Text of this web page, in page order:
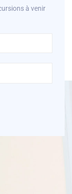
à venir